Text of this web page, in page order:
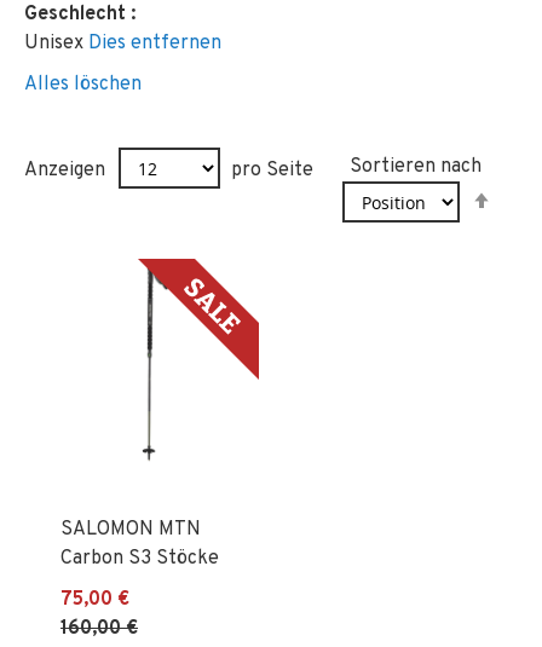
Anzeigen pro Seite
Sortieren nach
SALOMON MTN
Carbon S3 Stöcke
75,00 €
160,00 €
Geschlecht
Unisex Dies entfernen
Alles löschen